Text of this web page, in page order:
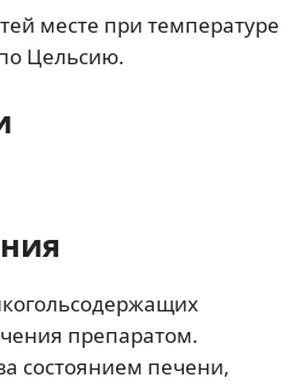
месте при температуре
Цельсию.
препаратом.
состоянием печени,